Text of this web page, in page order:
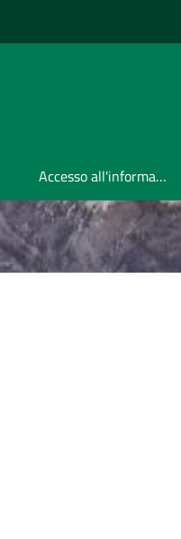
Accesso all'informazione